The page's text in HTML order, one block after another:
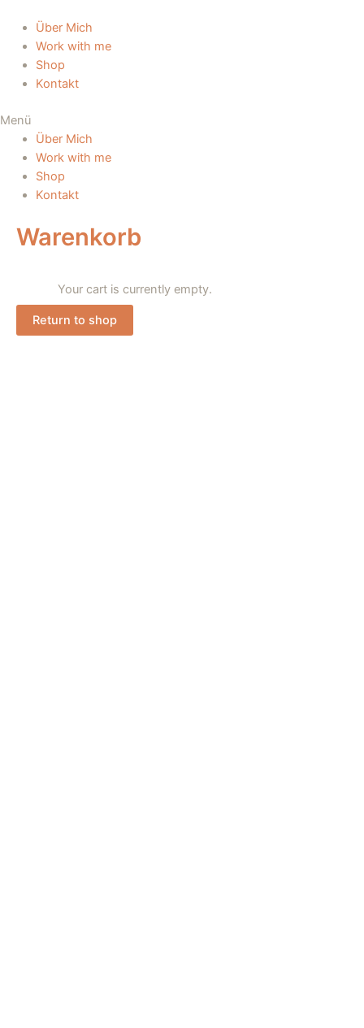
Inhalt
springen
Über Mich
Work with me
Shop
Kontakt
Menü
Über Mich
Work with me
Shop
Kontakt
Warenkorb
Your cart is currently empty.
Return to shop